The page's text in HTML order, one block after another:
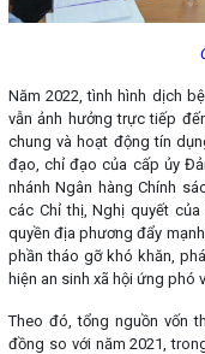
Năm 2022, tình hình dịch
vẫn ảnh hưởng trực tiếp
chung và hoạt động tín
đạo, chỉ đạo của cấp ủy
nhánh Ngân hàng Chính
các Chỉ thị, Nghị quyết của
quyền địa phương đẩy
phần tháo gỡ khó khăn,
hiện an sinh xã hội ứng phó
Theo đó, tổng nguồn vốn
đồng so với năm 2021,